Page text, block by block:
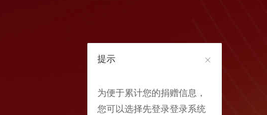
提示
为便于累计您的捐赠信息，
您可以选择先登录登录系统